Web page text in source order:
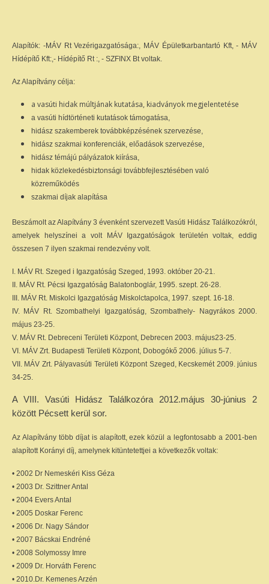
Alapítók: -MÁV Rt Vezérigazgatósága:, MÁV Épületkarbantartó Kft, - MÁV
Hídépítő Kft:,- Hídépítő Rt :, - SZFINX Bt voltak.
Az Alapítvány célja:
a vasúti hidak múltjának kutatása, kiadványok megjelentetése
a vasúti hídtörténeti kutatások támogatása,
hidász szakemberek továbbképzésének szervezése,
hidász szakmai konferenciák, előadások szervezése,
hidász témájú pályázatok kiírása,
hidak közlekedésbiztonsági továbbfejlesztésében való
közreműködés
szakmai díjak alapítása
Beszámolt az Alapítvány 3 évenként szervezett Vasúti Hidász Találkozókról,
amelyek helyszínei a volt MÁV Igazgatóságok területén voltak, eddig
összesen 7 ilyen szakmai rendezvény volt.
I. MÁV Rt. Szeged i Igazgatóság Szeged, 1993. október 20-21.
II. MÁV Rt. Pécsi Igazgatóság Balatonboglár, 1995. szept. 26-28.
III. MÁV Rt. Miskolci Igazgatóság Miskolctapolca, 1997. szept. 16-18.
IV. MÁV Rt. Szombathelyi Igazgatóság, Szombathely- Nagyrákos 2000.
május 23-25.
V. MÁV Rt. Debreceni Területi Központ, Debrecen 2003. május23-25.
VI. MÁV Zrt. Budapesti Területi Központ, Dobogókő 2006. július 5-7.
VII. MÁV Zrt. Pályavasúti Területi Központ Szeged, Kecskemét 2009. június
34-25.
A VIII. Vasúti Hidász Találkozóra 2012.május 30-június 2
között Pécsett kerül sor.
Az Alapítvány több díjat is alapított, ezek közül a legfontosabb a 2001-ben
alapított Korányi díj, amelynek kitüntetettjei a következők voltak:
• 2002 Dr Nemeskéri Kiss Géza
• 2003 Dr. Szittner Antal
• 2004 Evers Antal
• 2005 Doskar Ferenc
• 2006 Dr. Nagy Sándor
• 2007 Bácskai Endréné
• 2008 Solymossy Imre
• 2009 Dr. Horváth Ferenc
• 2010.Dr. Kemenes Arzén